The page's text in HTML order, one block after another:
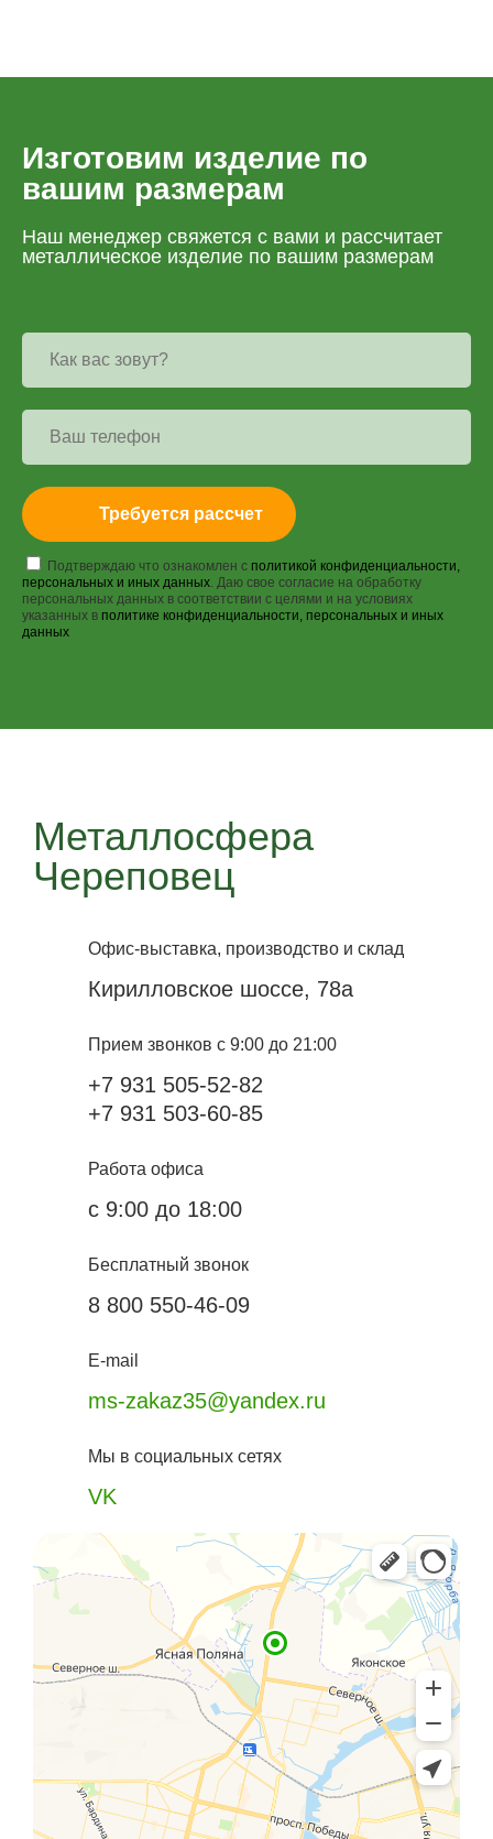
Изготовим изделие по
вашим размерам
Наш менеджер свяжется с вами и рассчитает
металлическое изделие по вашим размерам
Требуется рассчет
Подтверждаю что ознакомлен с политикой конфиденциальности,
персональных и иных данных. Даю свое согласие на обработку
персональных данных в соответствии с целями и на условиях
указанных в политике конфиденциальности, персональных и иных
данных
Металлосфера
Череповец
Офис-выставка, производство и склад
Кирилловское шоссе, 78а
Прием звонков с 9:00 до 21:00
+7 931 505-52-82
+7 931 503-60-85
Работа офиса
с 9:00 до 18:00
Бесплатный звонок
8 800 550-46-09
E-mail
ms-zakaz35@yandex.ru
Мы в социальных сетях
VK